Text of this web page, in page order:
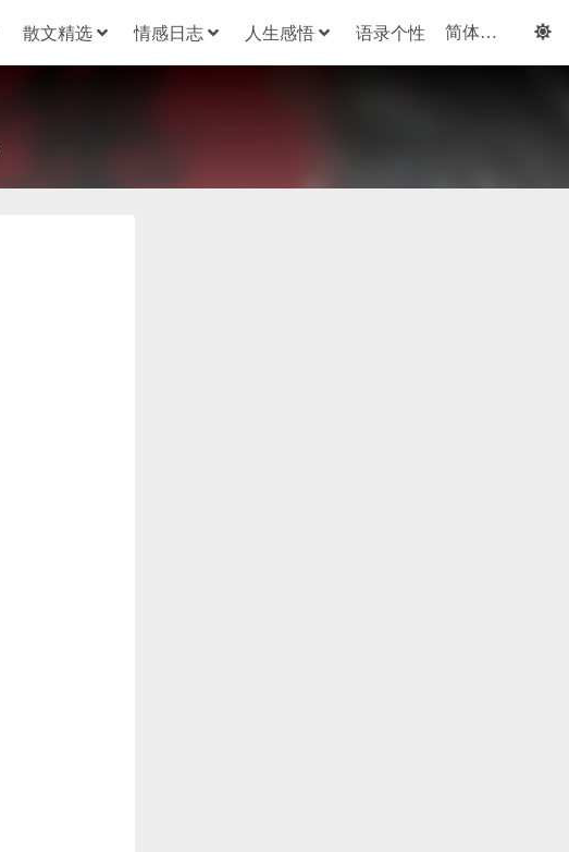
散文精选 情感日志 人生感悟 语录个性